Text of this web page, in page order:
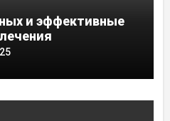
и эффективные